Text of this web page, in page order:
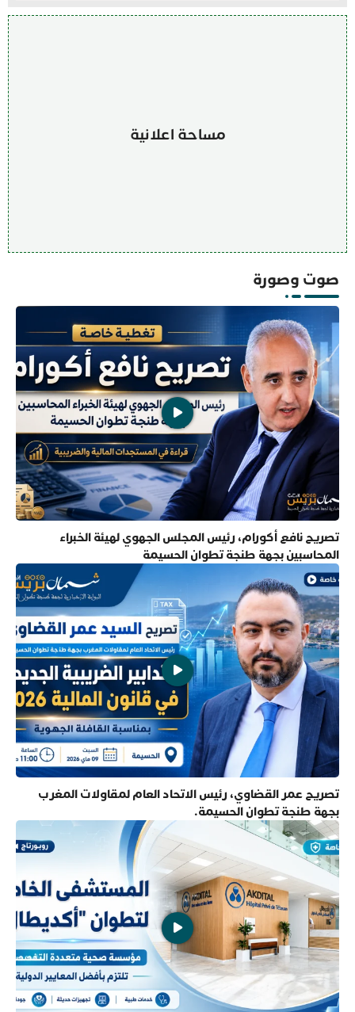
مساحة اعلانية
صوت وصورة
تصريح نافع أكورام، رئيس المجلس الجهوي لهيئة الخبراء
المحاسبين بجهة طنجة تطوان الحسيمة
تصريح عمر القضاوي، رئيس الاتحاد العام لمقاولات المغرب
بجهة طنجة تطوان الحسيمة.